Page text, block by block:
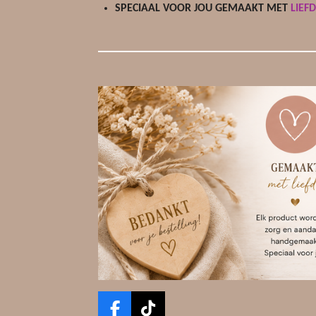
SPECIAAL VOOR JOU GEMAAKT MET